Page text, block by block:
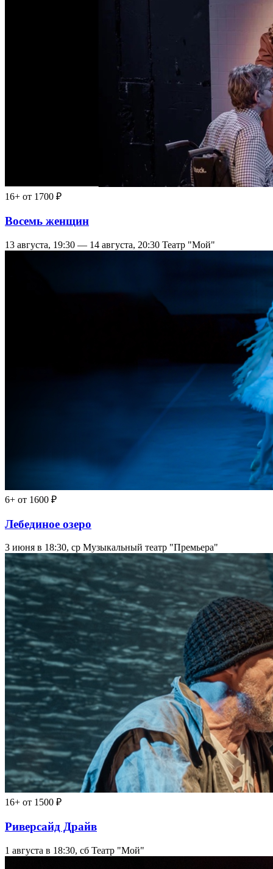
16+ от 1700 ₽
Восемь женщин
13 августа, 19:30 — 14 августа, 20:30 Театр "Мой"
6+ от 1600 ₽
Лебединое озеро
3 июня в 18:30, ср Музыкальный театр "Премьера"
16+ от 1500 ₽
Риверсайд Драйв
1 августа в 18:30, сб Театр "Мой"